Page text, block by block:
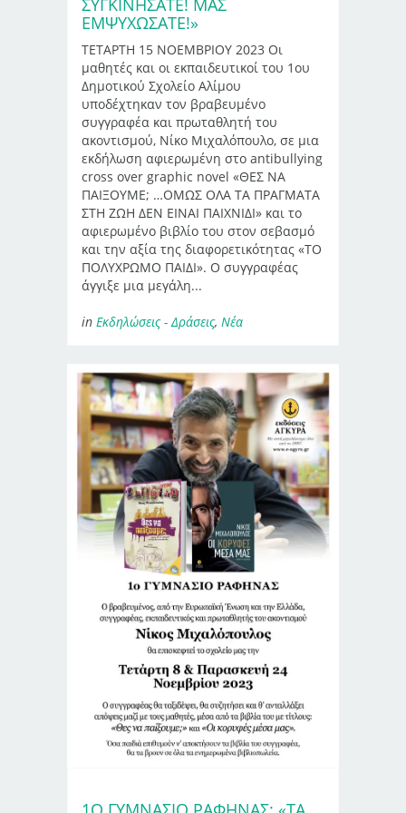
ΣΥΓΚΙΝΉΣΑΤΕ! ΜΑΣ
ΕΜΨΥΧΏΣΑΤΕ!»
ΤΕΤΑΡΤΗ 15 ΝΟΕΜΒΡΙΟΥ 2023 Οι
μαθητές και οι εκπαιδευτικοί του 1ου
Δημοτικού Σχολείο Αλίμου
υποδέχτηκαν τον βραβευμένο
συγγραφέα και πρωταθλητή του
ακοντισμού, Νίκο Μιχαλόπουλο, σε μια
εκδήλωση αφιερωμένη στο antibullying
cross over graphic novel «ΘΕΣ ΝΑ
ΠΑΙΞΟΥΜΕ; …ΟΜΩΣ ΟΛΑ ΤΑ ΠΡΑΓΜΑΤΑ
ΣΤΗ ΖΩΗ ΔΕΝ ΕΙΝΑΙ ΠΑΙΧΝΙΔΙ» και το
αφιερωμένο βιβλίο του στον σεβασμό
και την αξία της διαφορετικότητας «ΤΟ
ΠΟΛΥΧΡΩΜΟ ΠΑΙΔΙ». Ο συγγραφέας
άγγιξε μια μεγάλη...
in Εκδηλώσεις - Δράσεις, Νέα